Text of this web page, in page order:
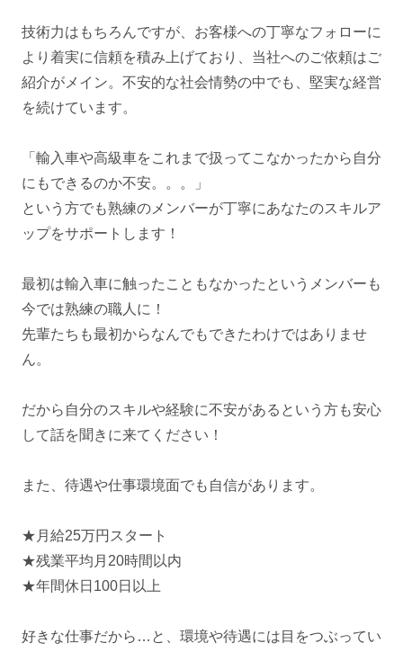
技術力はもちろんですが、お客様への丁寧なフォローに
より着実に信頼を積み上げており、当社へのご依頼はご
紹介がメイン。不安的な社会情勢の中でも、堅実な経営
を続けています。
「輸入車や高級車をこれまで扱ってこなかったから自分
にもできるのか不安。。。」
という方でも熟練のメンバーが丁寧にあなたのスキルア
ップをサポートします！
最初は輸入車に触ったこともなかったというメンバーも
今では熟練の職人に！
先輩たちも最初からなんでもできたわけではありませ
ん。
だから自分のスキルや経験に不安があるという方も安心
して話を聞きに来てください！
また、待遇や仕事環境面でも自信があります。
★月給25万円スタート
★残業平均月20時間以内
★年間休日100日以上
好きな仕事だから…と、環境や待遇には目をつぶってい